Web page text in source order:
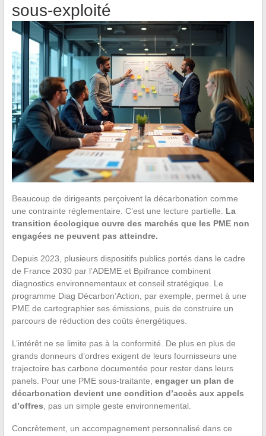
sous-exploité
Beaucoup de dirigeants perçoivent la décarbonation comme
une contrainte réglementaire. C’est une lecture partielle. La
transition écologique ouvre des marchés que les PME non
engagées ne peuvent pas atteindre.
Depuis 2023, plusieurs dispositifs publics portés dans le cadre
de France 2030 par l’ADEME et Bpifrance combinent
diagnostics environnementaux et conseil stratégique. Le
programme Diag Décarbon’Action, par exemple, permet à une
PME de cartographier ses émissions, puis de construire un
parcours de réduction des coûts énergétiques.
L’intérêt ne se limite pas à la conformité. De plus en plus de
grands donneurs d’ordres exigent de leurs fournisseurs une
trajectoire bas carbone documentée pour rester dans leurs
panels. Pour une PME sous-traitante, engager un plan de
décarbonation devient une condition d’accès aux appels
d’offres, pas un simple geste environnemental.
Concrètement, un accompagnement personnalisé dans ce